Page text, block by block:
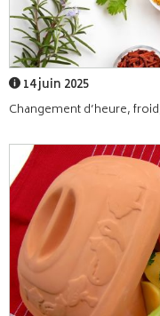
14 juin 2025
Changement d’heure,